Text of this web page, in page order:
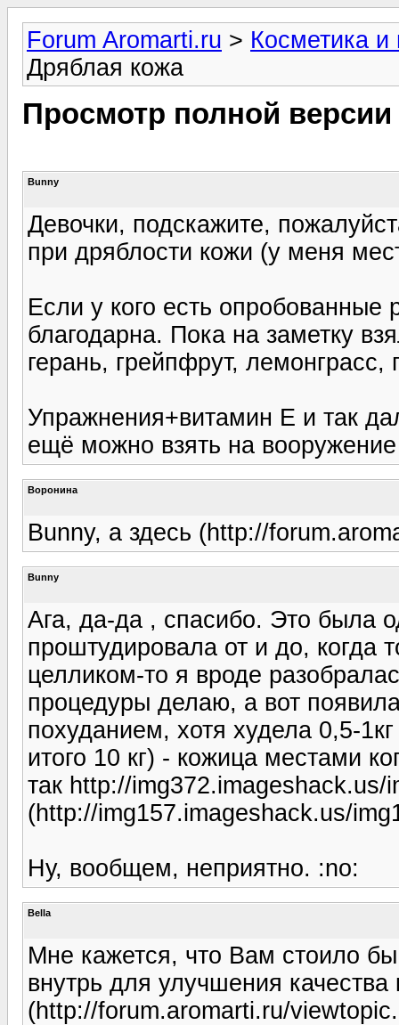
Forum Aromarti.ru > Косметика
Дряблая кожа
Просмотр полной
Bunny
Девочки, подскажите,
при дряблости кожи (у меня
Если у кого есть опробованные
благодарна. Пока на заметку
герань, грейпфрут, лемонграсс,
Упражнения+витамин Е и так
ещё можно взять на
Воронина
Bunny, а здесь (http://
Bunny
Ага, да-да , спасибо. Это была
проштудировала от и до,
целликом-то я вроде
процедуры делаю, а вот
похуданием, хотя худела 0,5-
итого 10 кг) - кожица местами
так http://img372.imageshack.us/
(http://img157.imageshack.us/
Ну, вообщем, неприятно. :no:
Bella
Мне кажется, что Вам стоило
внутрь для улучшения
(http://forum.aromarti.ru/